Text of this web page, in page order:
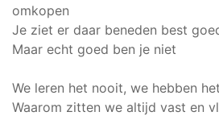
omkopen
Je ziet er daar beneden best
Maar echt goed ben je niet
We leren het nooit, we hebben
Waarom zitten we altijd vast en